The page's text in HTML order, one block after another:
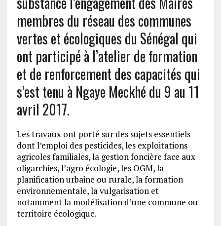
membres du réseau des communes
vertes et écologiques du Sénégal qui
ont participé à l’atelier de formation
et de renforcement des capacités qui
s’est tenu à Ngaye Meckhé du 9 au 11
avril 2017.
Les travaux ont porté sur des sujets essentiels
dont l’emploi des pesticides, les exploitations
agricoles familiales, la gestion foncière face aux
oligarchies, l’agro écologie, les OGM, la
planification urbaine ou rurale, la formation
environnementale, la vulgarisation et
notamment la modélisation d’une commune ou
territoire écologique.